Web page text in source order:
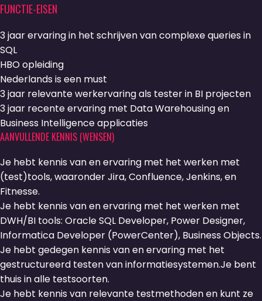
FUNCTIE-EISEN
3 jaar ervaring in het schrijven van complexe queries in
SQL
HBO opleiding
Nederlands is een must
3 jaar relevante werkervaring als tester in BI projecten
3 jaar recente ervaring met Data Warehousing en
Business Intelligence applicaties
AANVULLENDE KENNIS (WENSEN)
Je hebt kennis van en ervaring met het werken met
(test)tools, waaronder Jira, Confluence, Jenkins, en
Fitnesse.
Je hebt kennis van en ervaring met het werken met
DWH/BI tools: Oracle SQL Developer, Power Designer,
Informatica Developer (PowerCenter), Business Objects.
Je hebt gedegen kennis van en ervaring met het
gestructureerd testen van informatiesystemen.Je bent
thuis in alle testsoorten.
Je hebt kennis van relevante testmethoden en kunt ze